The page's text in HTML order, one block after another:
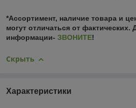
*Ассортимент, наличие товара и
могут отличаться от фактических.
информации- ЗВОНИТЕ!
Скрыть
Характеристики